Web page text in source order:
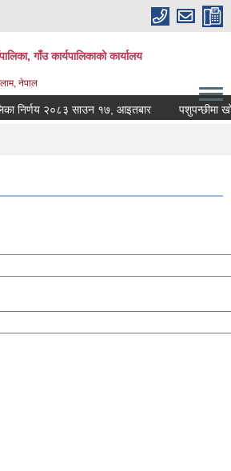
गाँउ कार्यपालिकाको कार्यालय
नेपाल
निर्णय २०८३ साउन १७, आइतबार पशुपन्छीमा खोप